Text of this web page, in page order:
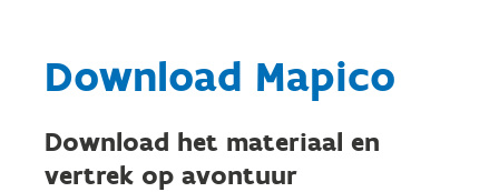
Download Mapico
Download het materiaal en
vertrek op avontuur